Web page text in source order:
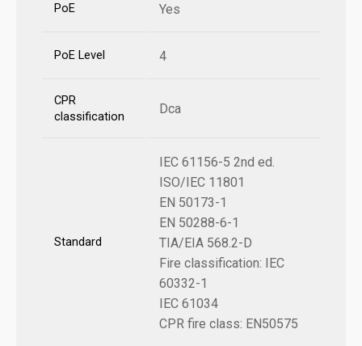
PoE Yes
PoE Level 4
CPR
classification
Dca
Standard
IEC 61156-5 2nd ed.
ISO/IEC 11801
EN 50173-1
EN 50288-6-1
TIA/EIA 568.2-D
Fire classification: IEC
60332-1
IEC 61034
CPR fire class: EN50575